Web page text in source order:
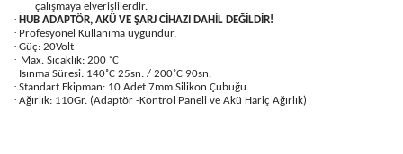
çalışmaya elverişlilerdir.
· HUB ADAPTÖR, AKÜ VE ŞARJ CİHAZI DAHİL DEĞİLDİR!
· Profesyonel Kullanıma uygundur.
· Güç: 20Volt
· Max. Sıcaklık: 200 ˚C
· Isınma Süresi: 140˚C 25sn. / 200˚C 90sn.
· Standart Ekipman: 10 Adet 7mm Silikon Çubuğu.
· Ağırlık: 110Gr. (Adaptör -Kontrol Paneli ve Akü Hariç Ağırlık)